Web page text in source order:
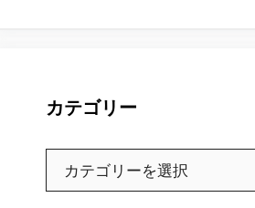
カテゴリー